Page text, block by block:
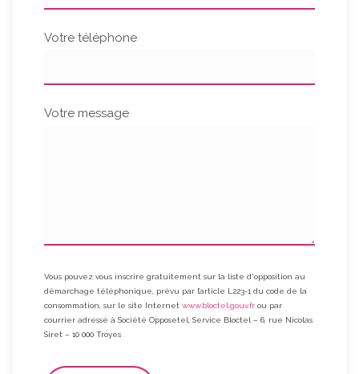
Votre téléphone
Votre message
Vous pouvez vous inscrire gratuitement sur la liste d'opposition au
démarchage téléphonique, prévu par l’article L223-1 du code de la
consommation, sur le site Internet www.bloctel.gouv.fr ou par
courrier adressé à Société Opposetel, Service Bloctel – 6, rue Nicolas
Siret – 10 000 Troyes